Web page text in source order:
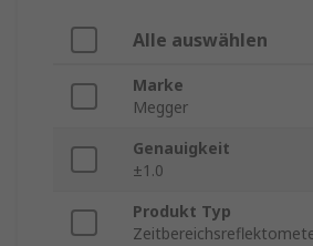
Alle auswählen
Marke
Megger
Genauigkeit
±1.0
Produkt Typ